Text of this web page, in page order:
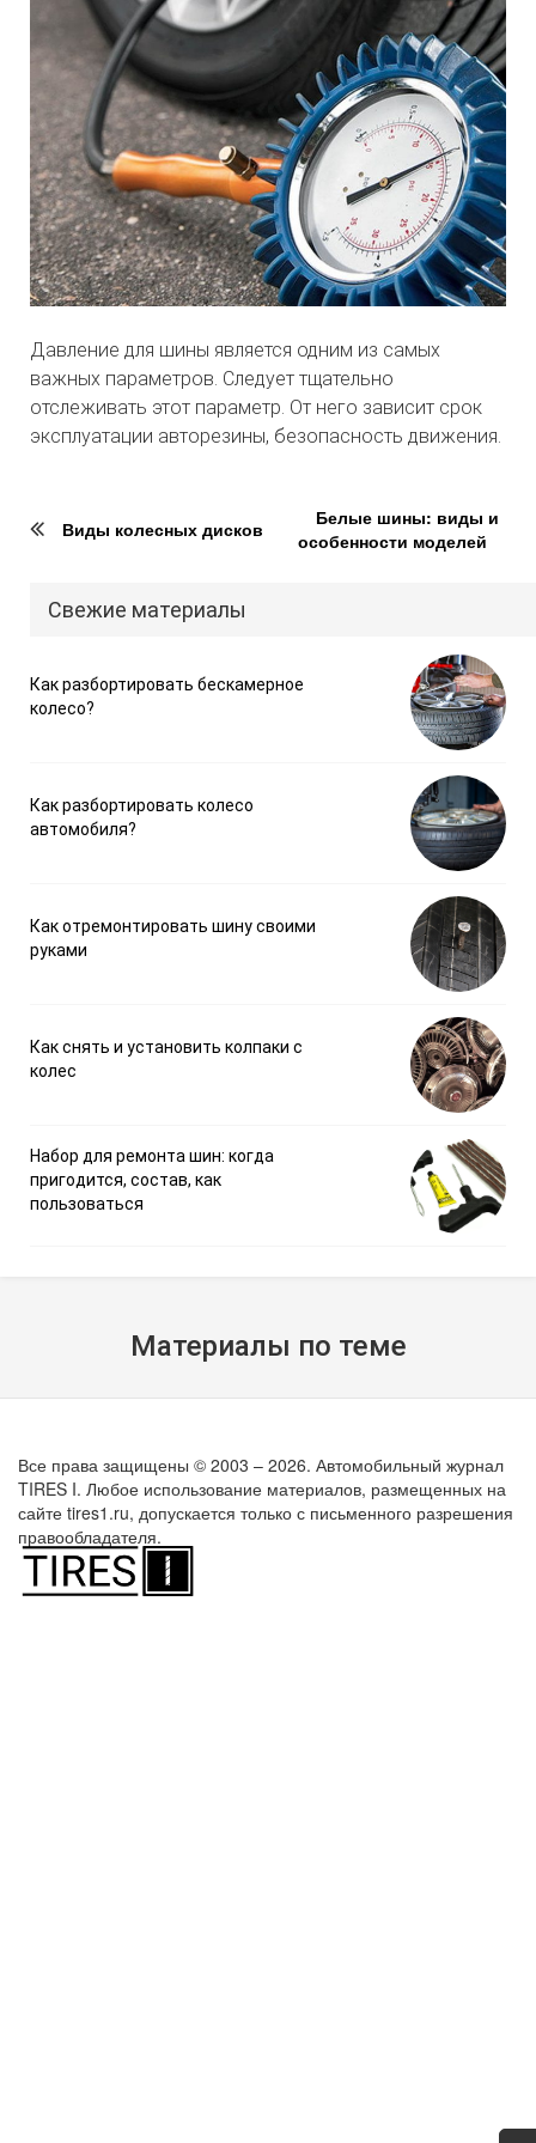
Давление для шины является одним из самых
важных параметров. Следует тщательно
отслеживать этот параметр. От него зависит срок
эксплуатации авторезины, безопасность движения.
Виды колесных дисков
Белые шины: виды и
особенности моделей
Свежие материалы
Как разбортировать бескамерное
колесо?
Как разбортировать колесо
автомобиля?
Как отремонтировать шину своими
руками
Как снять и установить колпаки с
колес
Набор для ремонта шин: когда
пригодится, состав, как
пользоваться
Материалы по теме
Все права защищены © 2003 – 2026. Автомобильный журнал
TIRES I. Любое использование материалов, размещенных на
сайте tires1.ru, допускается только с письменного разрешения
правообладателя.